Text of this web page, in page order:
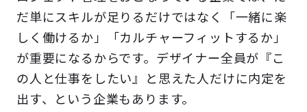
だ単にスキルが足りるだけではなく「一緒に楽
しく働けるか」「カルチャーフィットするか」
が重要になるからです。デザイナー全員が『こ
の人と仕事をしたい』と思えた人だけに内定を
出す、という企業もあります。